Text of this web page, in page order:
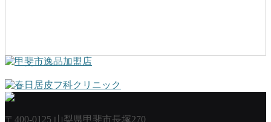
〒400-0125 山梨県甲斐市長塚270